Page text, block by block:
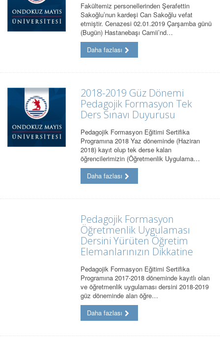
Fakültemiz personellerinden Şerafettin
Sakoğlu’nun kardeşi Can Sakoğlu vefat
etmiştir. Cenazesi 02.01.2019 Çarşamba günü
(Bugün) Hastanebaşı Camii’nd…
Daha fazlası
2018-2019 Güz Dönemi
Pedagojik Formasyon Tek
Ders Sınavı Duyurusu
Pedagojik Formasyon Eğitimi Sertifika
Programına 2018 Yaz döneminde (Haziran
2018) kayıt olup tek derse kalan
öğrencilerimizin (Öğretmenlik Uygulama…
Daha fazlası
Pedagojik Formasyon
Öğretmenlik Uygulaması
Dersini Yürüten Öğretim
Elemanlarınızın Dikkatine
Pedagojik Formasyon Eğitimi Sertifika
Programına 2017-2018 döneminde kayıtlı olan
ve öğretmenlik uygulaması dersini 2018-2019
güz döneminde alan öğre…
Daha fazlası